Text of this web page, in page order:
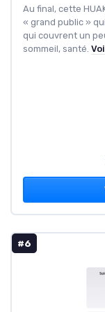
Au final, cette
« grand public »
qui couvrent un
sommeil, santé.
#6